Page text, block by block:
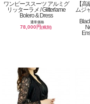
ワンピーススーツ アルミグ
リッターラメ / Glitterlame
Bolero & Dress
通常価格
78,000円(税別)
【
ムジ